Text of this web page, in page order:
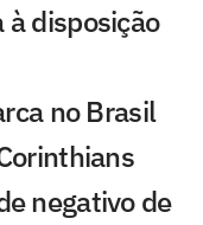
à disposição
no Brasil
negativo de